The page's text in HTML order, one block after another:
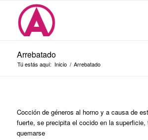
Arrebatado
Tú estás aquí: Inicio / Arrebatado
Cocción de géneros al horno y a causa de
fuerte, se precipita el cocido en la superficie,
quemarse